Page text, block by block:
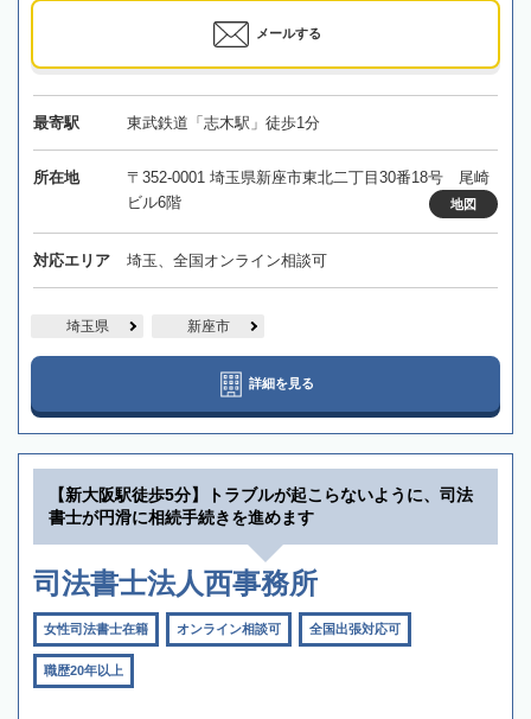
メールする
最寄駅 東武鉄道「志木駅」徒歩1分
所在地
〒352-0001 埼玉県新座市東北二丁目30番18号 尾崎
ビル6階
地図
対応エリア 埼玉、全国オンライン相談可
埼玉県 新座市
詳細を見る
【新大阪駅徒歩5分】トラブルが起こらないように、司法
書士が円滑に相続手続きを進めます
司法書士法人西事務所
女性司法書士在籍 オンライン相談可 全国出張対応可
職歴20年以上